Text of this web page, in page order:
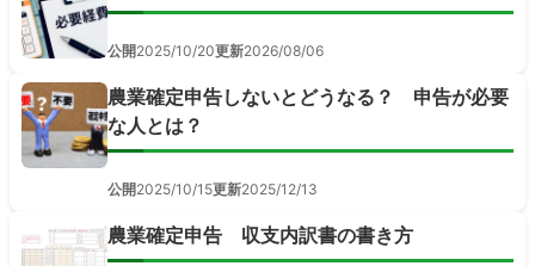
公開2025/10/20更新2026/08/06
農業確定申告しないとどうなる？ 申告が必要
な人とは？
公開2025/10/15更新2025/12/13
農業確定申告 収支内訳書の書き方